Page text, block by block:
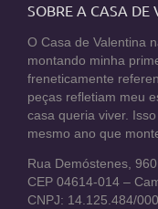
SOBRE A CASA DE
O Casa de Valentina
montando minha
freneticamente
peças refletiam meu
casa queria viver.
mesmo ano que
Rua Demóstenes, 960
CEP 04614-014 –
CNPJ: 14.125.484/